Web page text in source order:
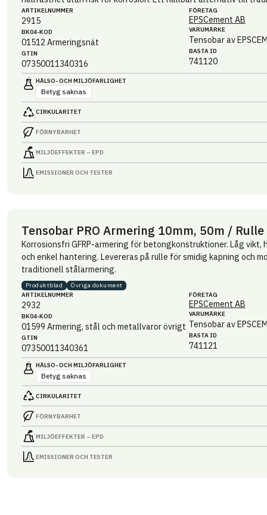
ARTIKEL­NUMMER
2915
BK04-KOD
01512 Armeringsnät
GTIN
07350011340316
FÖRETAG
EPSCement AB
VARUMÄRKE
Tensobar av
BASTA ID
741120
HÄLSO- OCH MILJÖ­FARLIGHET
Betyg saknas
CIRKULARITET
FÖRNYBARHET
MILJÖEFFEKTER – EPD
EMISSIONER OCH TESTER
Tensobar PRO Armering 10mm, 50m / Rulle
Korrosionsfri GFRP-armering för betongkonstruktioner. Låg
och enkel hantering. Levereras på rulle för smidig kapning och
traditionell stålarmering.
Produktblad
Övriga dokument
ARTIKEL­NUMMER
2932
BK04-KOD
01599 Armering, stål och metallvaror övrigt
GTIN
07350011340361
FÖRETAG
EPSCement AB
VARUMÄRKE
Tensobar av
BASTA ID
741121
HÄLSO- OCH MILJÖ­FARLIGHET
Betyg saknas
CIRKULARITET
FÖRNYBARHET
MILJÖEFFEKTER – EPD
EMISSIONER OCH TESTER